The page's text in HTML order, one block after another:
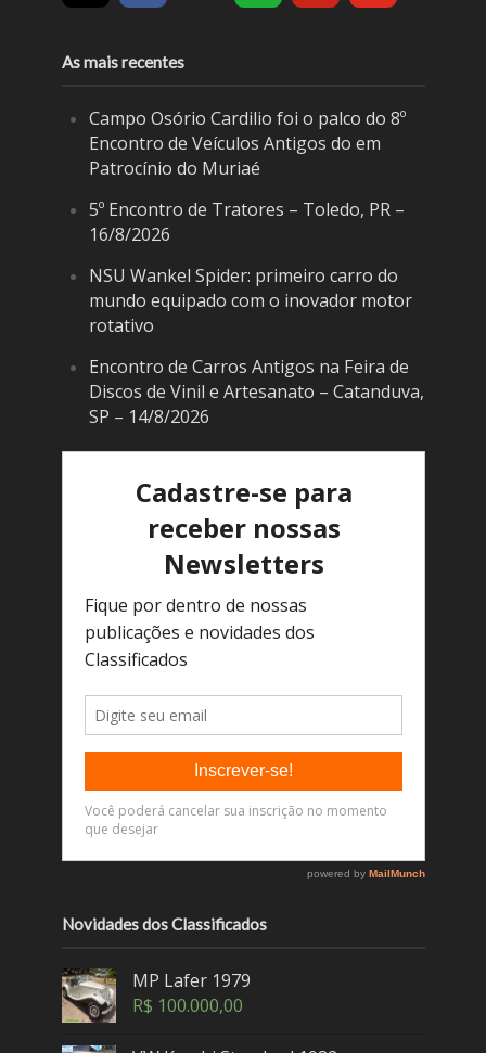
As mais recentes
Campo Osório Cardilio foi o palco do 8º
Encontro de Veículos Antigos do em
Patrocínio do Muriaé
5º Encontro de Tratores – Toledo, PR –
16/8/2026
NSU Wankel Spider: primeiro carro do
mundo equipado com o inovador motor
rotativo
Encontro de Carros Antigos na Feira de
Discos de Vinil e Artesanato – Catanduva,
SP – 14/8/2026
Novidades dos Classificados
MP Lafer 1979
R$ 100.000,00